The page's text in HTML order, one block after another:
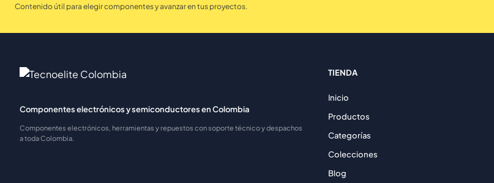
Contenido útil para elegir componentes y avanzar en tus proyectos.
Componentes electrónicos y semiconductores en Colombia
Componentes electrónicos, herramientas y repuestos con soporte técnico y despachos
a toda Colombia.
TIENDA
Inicio
Productos
Categorías
Colecciones
Blog